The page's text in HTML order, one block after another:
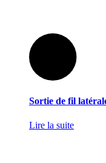
Sortie de fil
Lire la suite